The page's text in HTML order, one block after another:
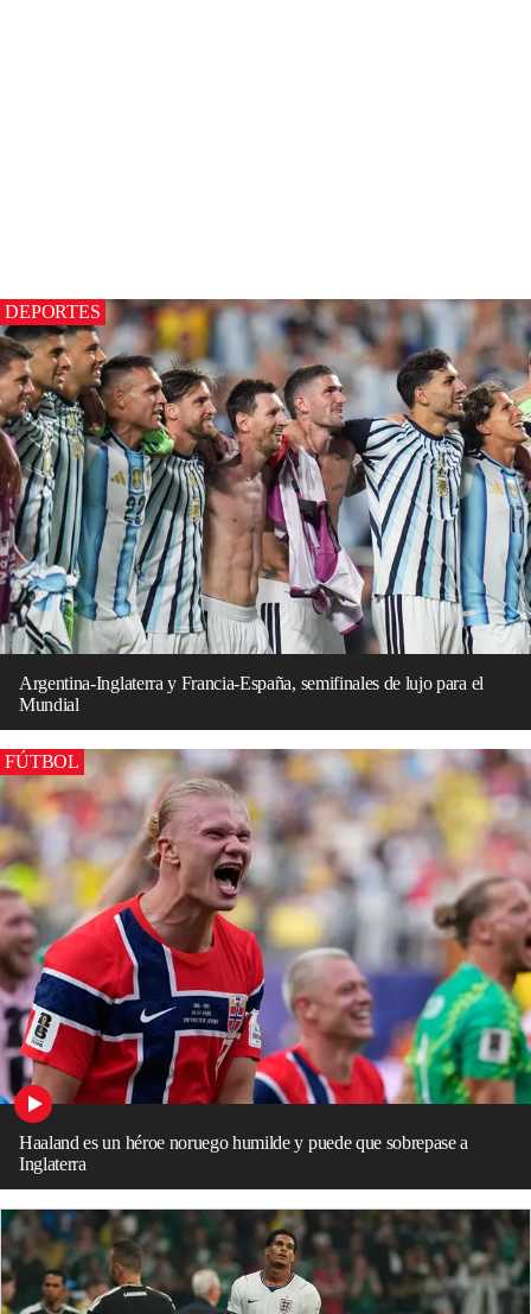
DEPORTES
Argentina-Inglaterra y Francia-España, semifinales de lujo para el
Mundial
FÚTBOL
Haaland es un héroe noruego humilde y puede que sobrepase a
Inglaterra